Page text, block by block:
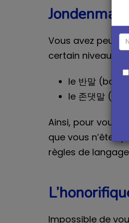
Jondenmal
Vous avez peut-
certain niveau de
le 반말
le 존댓말
Ainsi, pour vous
que vous n’êtes
règles de
Impossible de